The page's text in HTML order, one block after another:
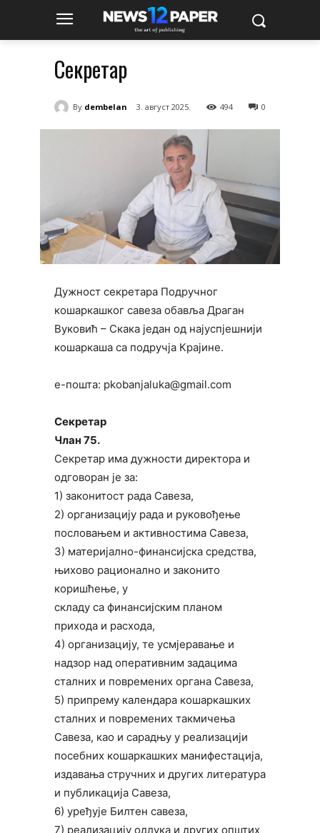
Секретар
By dembelan 3. август 2025. 0
494
Дужност секретара Подручног
кошаркашког савеза обавља Драган
Вуковић – Скака један од најуспјешнији
кошаркаша са подручја Крајине.
е-пошта: pkobanjaluka@gmail.com
Секретар
Члан 75.
Секретар има дужности директора и
одговоран је за:
1) законитост рада Савеза,
2) организацију рада и руковођење
пословањем и активностима Савеза,
3) материјално-финансијска средства,
њихово рационално и законито
коришћење, у
складу са финансијским планом
прихода и расхода,
4) организацију, те усмјеравање и
надзор над оперативним задацима
сталних и повремених органа Савеза,
5) припрему календара кошаркашких
сталних и повремених такмичења
Савеза, као и сарадњу у реализацији
посебних кошаркашких манифестација,
издавања стручних и других литература
и публикација Савеза,
6) уређује Билтен савеза,
7) реализацију одлука и других општих